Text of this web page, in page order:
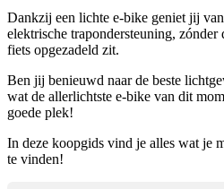
Dankzij een lichte e-bike geniet jij
elektrische trapondersteuning,
fiets opgezadeld zit.
Ben jij benieuwd naar de beste
wat de allerlichtste e-bike van dit
goede plek!
In deze koopgids vind je alles wat je
te vinden!